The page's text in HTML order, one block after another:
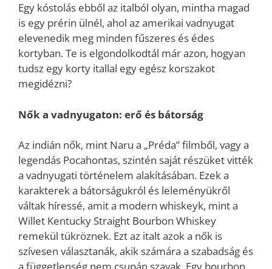
Egy kóstolás ebből az italból olyan, mintha magad
is egy prérin ülnél, ahol az amerikai vadnyugat
elevenedik meg minden fűszeres és édes
kortyban. Te is elgondolkodtál már azon, hogyan
tudsz egy korty itallal egy egész korszakot
megidézni?
Nők a vadnyugaton: erő és bátorság
Az indián nők, mint Naru a „Préda” filmből, vagy a
legendás Pocahontas, szintén saját részüket vitték
a vadnyugati történelem alakításában. Ezek a
karakterek a bátorságukról és leleményükről
váltak híressé, amit a modern whiskeyk, mint a
Willet Kentucky Straight Bourbon Whiskey
remekül tükröznek. Ezt az italt azok a nők is
szívesen választanák, akik számára a szabadság és